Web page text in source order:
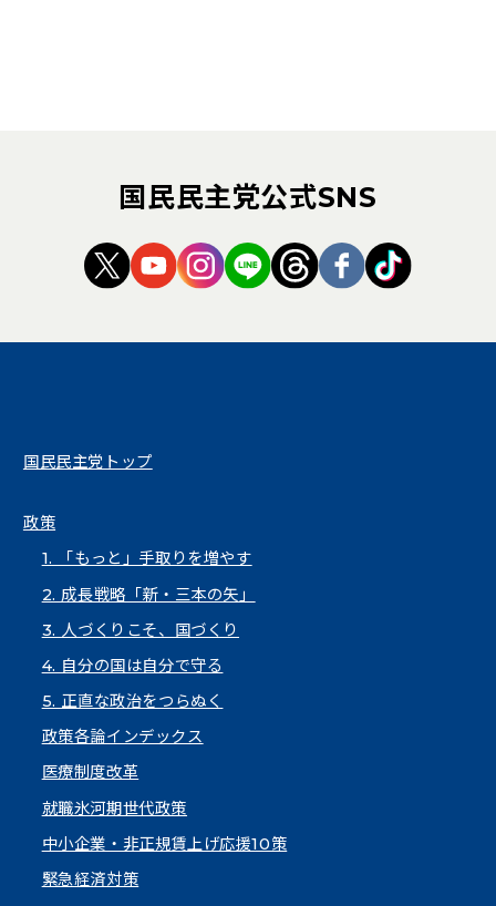
国民民主党公式SNS
（新しいタブで開く）
（新しいタブで開く）
（新しいタブで開く）
（新しいタブで開く）
（新しいタブで開
（新しいタブ
（新しい
国民民主党トップ
政策
1. 「もっと」手取りを増やす
2. 成長戦略「新・三本の矢」
3. 人づくりこそ、国づくり
4. 自分の国は自分で守る
5. 正直な政治をつらぬく
政策各論インデックス
医療制度改革
就職氷河期世代政策
中小企業・非正規賃上げ応援10策
緊急経済対策